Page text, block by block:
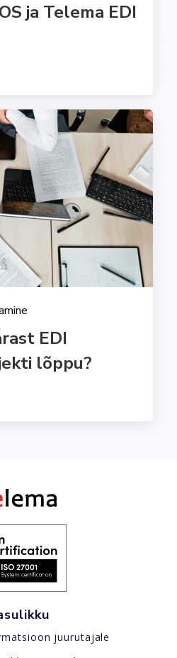
ja Telema EDI
EDI
lõppu?
juurutajale